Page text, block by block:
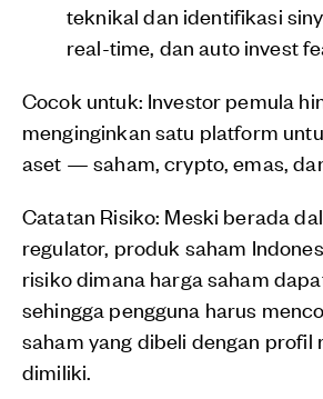
teknikal dan identifikasi
real-time, dan auto invest
Cocok untuk: Investor pemula
menginginkan satu platform
aset — saham, crypto, emas,
Catatan Risiko: Meski berada
regulator, produk saham
risiko dimana harga saham
sehingga pengguna harus
saham yang dibeli dengan profil
dimiliki.